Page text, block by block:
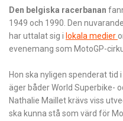
Den belgiska racerbanan
1949 och 1990. Den
har uttalat sig i lokala medier
evenemang som MotoGP-
Hon ska nyligen spenderat
äger båder World Superbike-
Nathalie Maillet krävs viss
ska kunna stå som värd för